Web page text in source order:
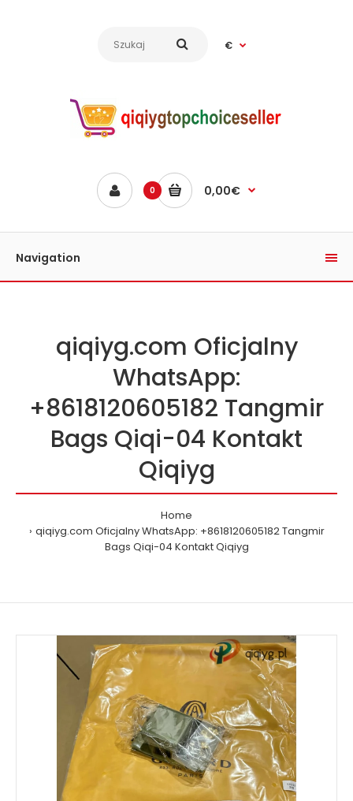
€
0 0,00€
Navigation
qiqiyg.com Oficjalny
WhatsApp:
+8618120605182 Tangmir
Bags Qiqi-04 Kontakt
Qiqiyg
Home
qiqiyg.com Oficjalny WhatsApp: +8618120605182 Tangmir
Bags Qiqi-04 Kontakt Qiqiyg